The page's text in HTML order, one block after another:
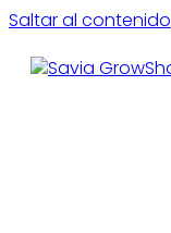
Saltar al contenido